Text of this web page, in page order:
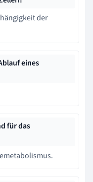
der
eines
für das